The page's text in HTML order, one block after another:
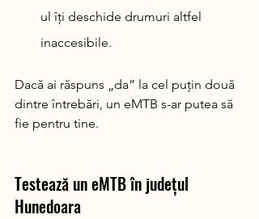
ul îți deschide drumuri altfel
inaccesibile.
Dacă ai răspuns „da” la cel puțin două
dintre întrebări, un eMTB s-ar putea să
fie pentru tine.
Testează un eMTB în județul
Hunedoara